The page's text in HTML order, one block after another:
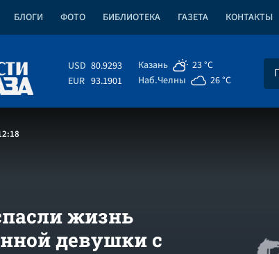
БЛОГИ ФОТО БИБЛИОТЕКА ГАЗЕТА КОНТАКТЫ
USD 80.9293
EUR 93.1901
Казань
23 °C
Наб.Челны
26 °C
жизнь
девушки с